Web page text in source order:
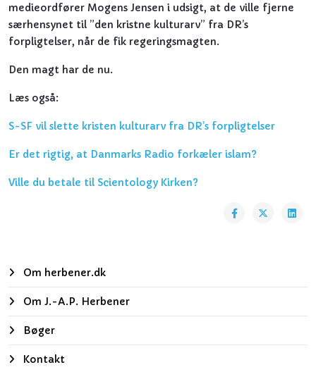
medieordfører Mogens Jensen i udsigt, at de ville fjerne
særhensynet til ”den kristne kulturarv” fra DR’s
forpligtelser, når de fik regeringsmagten.
Den magt har de nu.
Læs også:
S-SF vil slette kristen kulturarv fra DR’s forpligtelser
Er det rigtig, at Danmarks Radio forkæler islam?
Ville du betale til Scientology Kirken?
Om herbener.dk
Om J.-A.P. Herbener
Bøger
Kontakt